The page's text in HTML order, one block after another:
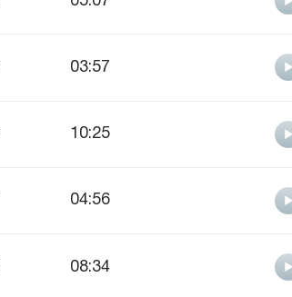
03:57
10:25
04:56
08:34